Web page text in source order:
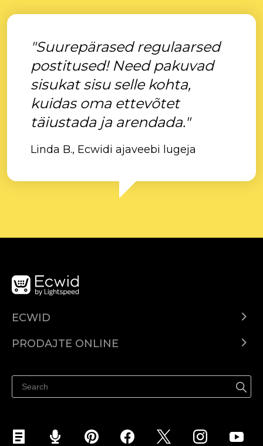
"Suurepärased regulaarsed
postitused! Need pakuvad
sisukat sisu selle kohta,
kuidas oma ettevõtet
täiustada ja arendada."
Linda B., Ecwidi ajaveebi lugeja
ECWID
PRODAJTE ONLINE